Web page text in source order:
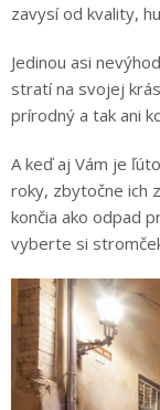
zavysí od kvality,
Jedinou asi
stratí na svojej
prírodný a tak ani
A keď aj Vám je
roky, zbytočne ich
končia ako odpad
vyberte si